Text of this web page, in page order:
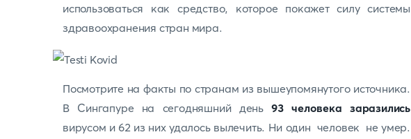
использоваться как средство, которое покажет силу системы
здравоохранения стран мира.
Посмотрите на факты по странам из вышеупомянутого источника.
В Сингапуре на сегодняшний день93 человека заразились
вирусом и 62 из них удалось вылечить. Ни один человек не умер.